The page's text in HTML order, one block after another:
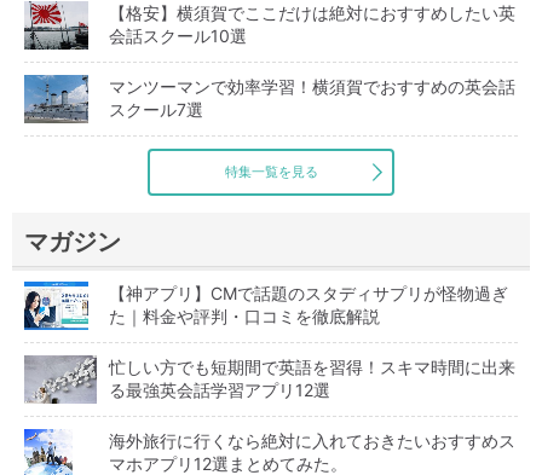
【格安】横須賀でここだけは絶対におすすめしたい英
会話スクール10選
マンツーマンで効率学習！横須賀でおすすめの英会話
スクール7選
特集一覧を見る
マガジン
【神アプリ】CMで話題のスタディサプリが怪物過ぎ
た｜料金や評判・口コミを徹底解説
忙しい方でも短期間で英語を習得！スキマ時間に出来
る最強英会話学習アプリ12選
海外旅行に行くなら絶対に入れておきたいおすすめス
マホアプリ12選まとめてみた。